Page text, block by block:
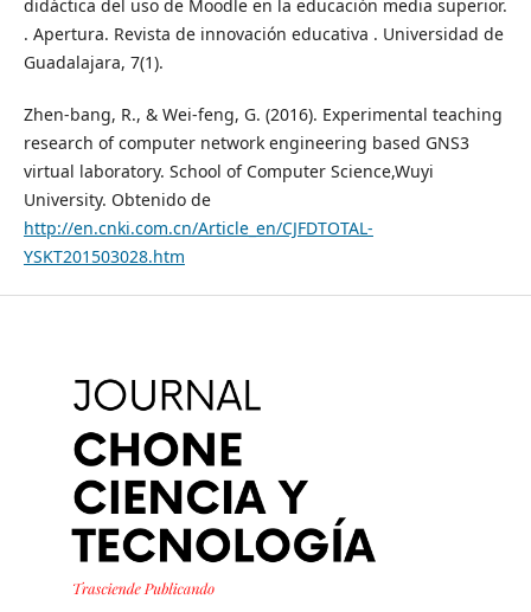
didáctica del uso de Moodle en la educación media superior.
. Apertura. Revista de innovación educativa‏ . Universidad de
Guadalajara, 7(1).
Zhen-bang, R., & Wei-feng, G. (2016). Experimental teaching
research of computer network engineering based GNS3
virtual laboratory. School of Computer Science,Wuyi
University. Obtenido de
http://en.cnki.com.cn/Article_en/CJFDTOTAL-
YSKT201503028.htm